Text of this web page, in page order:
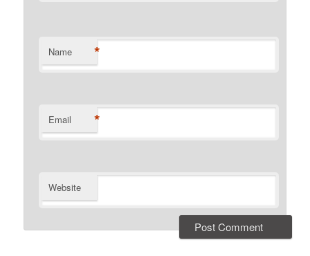
Name *
Email *
Website